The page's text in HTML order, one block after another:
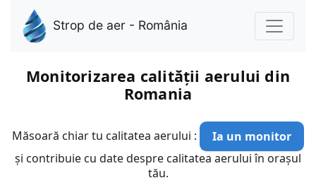
Strop de aer - România
Monitorizarea calității aerului din
Romania
Măsoară chiar tu calitatea aerului :
Ia un monitor
și contribuie cu date despre calitatea aerului în orașul
tău.